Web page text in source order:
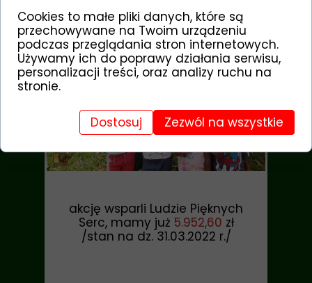
akcję wsparli Ludzie Pięknych
Serc, mamy już 5.952,60 zł
/stan na dz. 31.03.2022 r./
Cookies to małe pliki danych, które są
przechowywane na Twoim urządzeniu
podczas przeglądania stron internetowych.
Używamy ich do poprawy działania serwisu,
personalizacji treści, oraz analizy ruchu na
stronie.
Dostosuj Zezwól na wszystkie